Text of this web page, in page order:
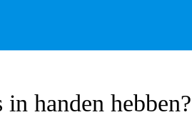
handen hebben?